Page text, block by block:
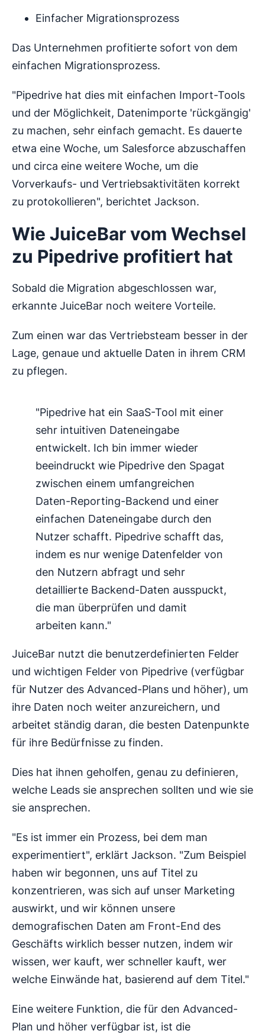
Einfacher Migrationsprozess
Das Unternehmen profitierte sofort von dem
einfachen Migrationsprozess.
"Pipedrive hat dies mit einfachen Import-Tools
und der Möglichkeit, Datenimporte 'rückgängig'
zu machen, sehr einfach gemacht. Es dauerte
etwa eine Woche, um Salesforce abzuschaffen
und circa eine weitere Woche, um die
Vorverkaufs- und Vertriebsaktivitäten korrekt
zu protokollieren", berichtet Jackson.
Wie JuiceBar vom Wechsel
zu Pipedrive profitiert hat
Sobald die Migration abgeschlossen war,
erkannte JuiceBar noch weitere Vorteile.
Zum einen war das Vertriebsteam besser in der
Lage, genaue und aktuelle Daten in ihrem CRM
zu pflegen.
"Pipedrive hat ein SaaS-Tool mit einer
sehr intuitiven Dateneingabe
entwickelt. Ich bin immer wieder
beeindruckt wie Pipedrive den Spagat
zwischen einem umfangreichen
Daten-Reporting-Backend und einer
einfachen Dateneingabe durch den
Nutzer schafft. Pipedrive schafft das,
indem es nur wenige Datenfelder von
den Nutzern abfragt und sehr
detaillierte Backend-Daten ausspuckt,
die man überprüfen und damit
arbeiten kann."
JuiceBar nutzt die benutzerdefinierten Felder
und wichtigen Felder von Pipedrive (verfügbar
für Nutzer des Advanced-Plans und höher), um
ihre Daten noch weiter anzureichern, und
arbeitet ständig daran, die besten Datenpunkte
für ihre Bedürfnisse zu finden.
Dies hat ihnen geholfen, genau zu definieren,
welche Leads sie ansprechen sollten und wie sie
sie ansprechen.
"Es ist immer ein Prozess, bei dem man
experimentiert", erklärt Jackson. "Zum Beispiel
haben wir begonnen, uns auf Titel zu
konzentrieren, was sich auf unser Marketing
auswirkt, und wir können unsere
demografischen Daten am Front-End des
Geschäfts wirklich besser nutzen, indem wir
wissen, wer kauft, wer schneller kauft, wer
welche Einwände hat, basierend auf dem Titel."
Eine weitere Funktion, die für den Advanced-
Plan und höher verfügbar ist, ist die